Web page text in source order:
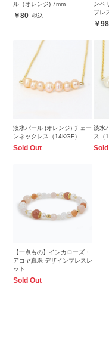
ル（オレンジ) 7mm
80
ンペ
ブレ
淡水パール (オレンジ) チェー
ンネックレス（14KGF）
Sold Out
淡水
ス（
【一点もの】インカローズ・
アコヤ真珠 デザインブレスレ
ット
Sold Out